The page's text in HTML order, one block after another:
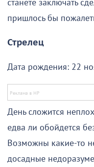
станете заключать
пришлось бы
Стрелец
Дата рождения: 22
День сложится
едва ли обойдется
Возможны какие-то
досадные